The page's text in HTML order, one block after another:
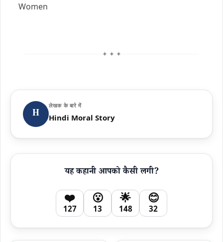
Women
✦ ✦ ✦
H
लेखक के बारे में
Hindi Moral Story
यह कहानी आपको कैसी लगी?
❤️
127
😮
13
🌟
148
😊
32